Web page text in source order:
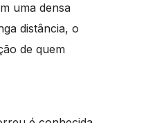
uma densa
distância, o
de quem